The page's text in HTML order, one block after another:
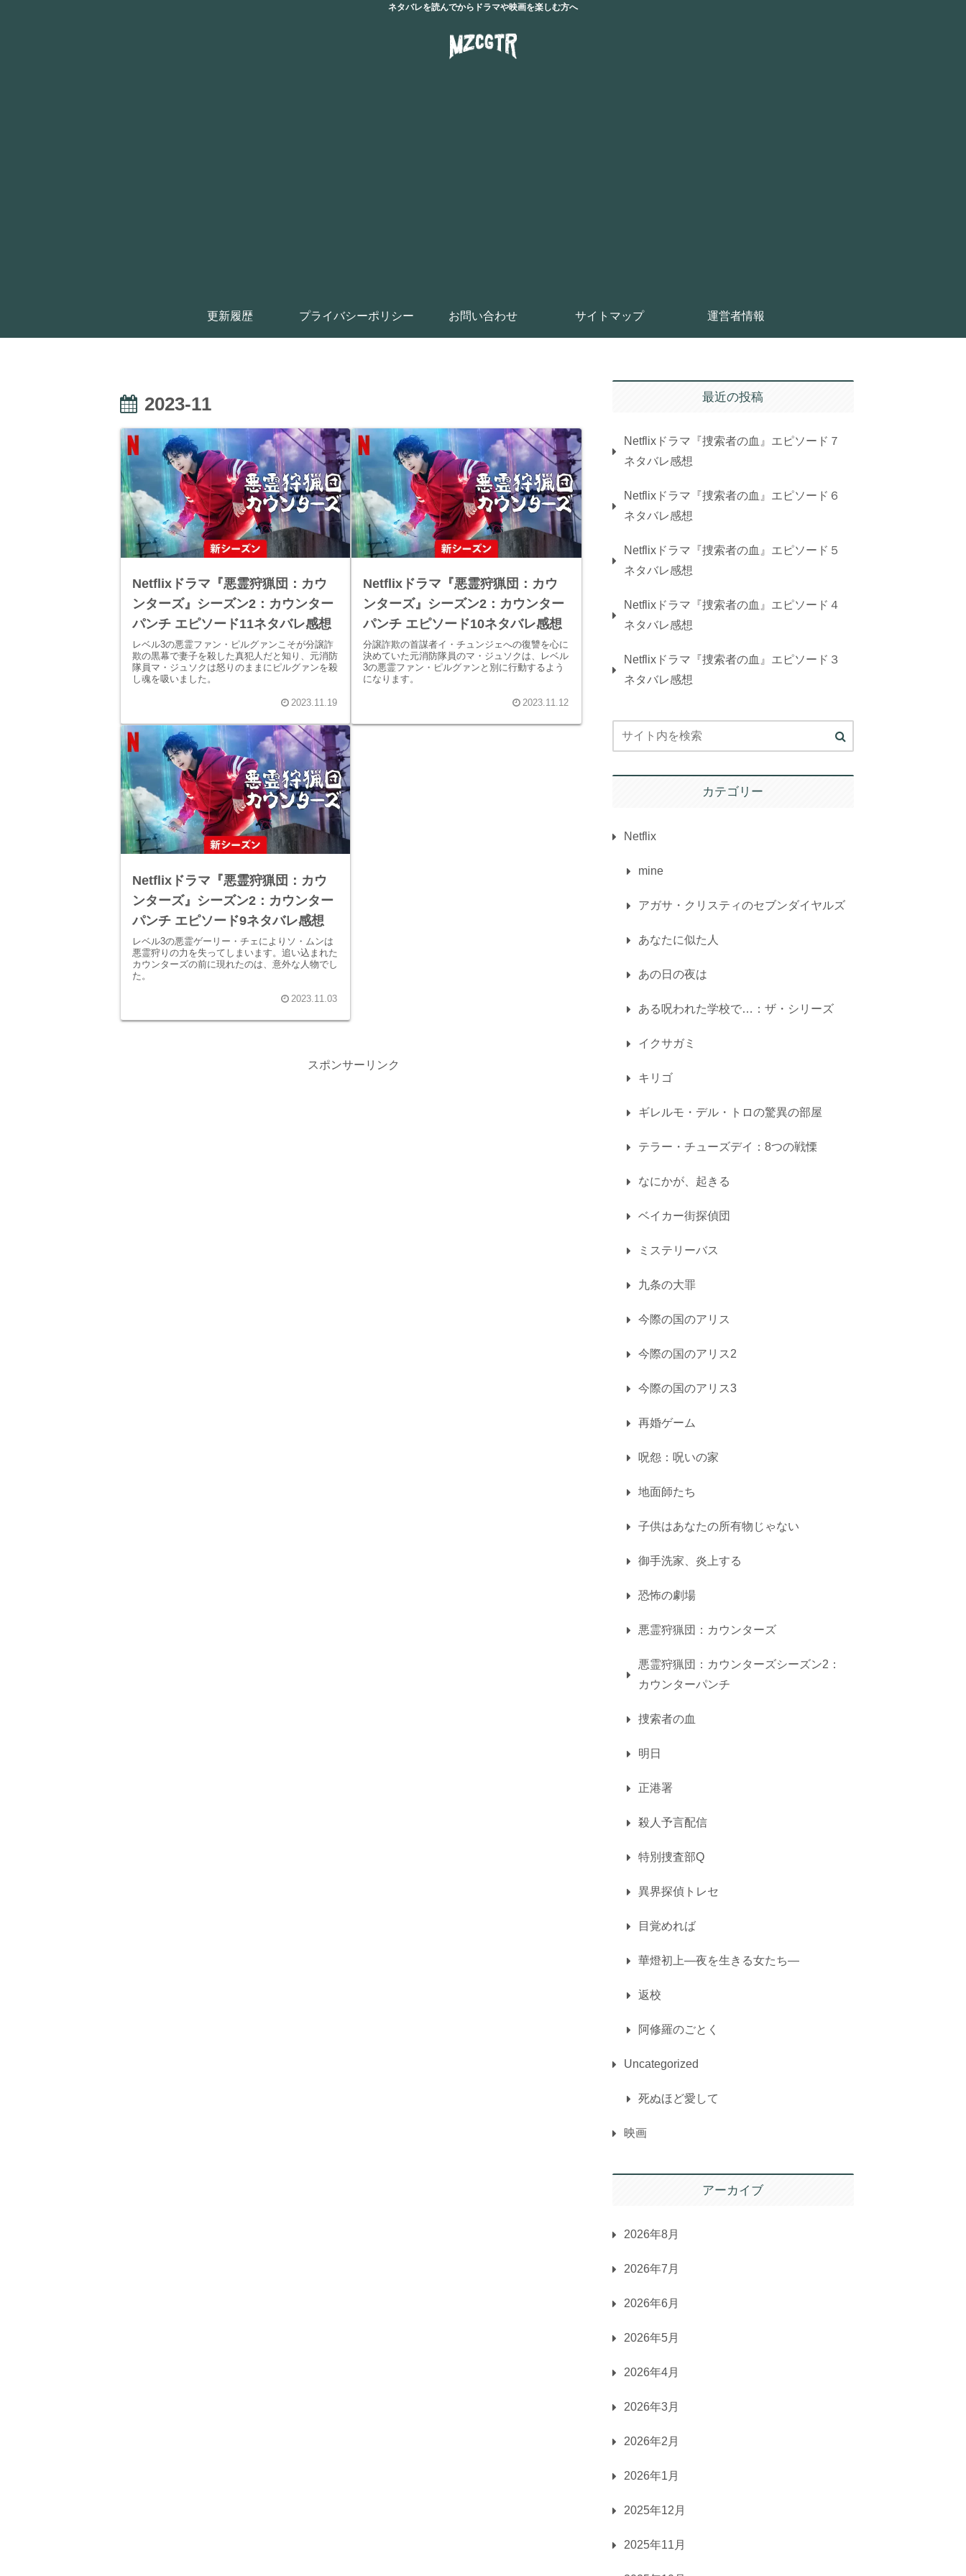
ネタバレを読んでからドラマや映画を楽しむ方へ
更新履歴 プライバシーポリシー お問い合わせ サイトマップ 運営者情報
2023-11
Netflixドラマ『悪霊狩猟団：カウ
ンターズ』シーズン2：カウンター
パンチ エピソード11ネタバレ感想
レベル3の悪霊ファン・ピルグァンこそが分譲詐
欺の黒幕で妻子を殺した真犯人だと知り、元消防
隊員マ・ジュソクは怒りのままにピルグァンを殺
し魂を吸いました。
2023.11.19
Netflixドラマ『悪霊狩猟団：カウ
ンターズ』シーズン2：カウンター
パンチ エピソード10ネタバレ感想
分譲詐欺の首謀者イ・チュンジェへの復讐を心に
決めていた元消防隊員のマ・ジュソクは、レベル
3の悪霊ファン・ピルグァンと別に行動するよう
になります。
2023.11.12
Netflixドラマ『悪霊狩猟団：カウ
ンターズ』シーズン2：カウンター
パンチ エピソード9ネタバレ感想
レベル3の悪霊ゲーリー・チェによりソ・ムンは
悪霊狩りの力を失ってしまいます。追い込まれた
カウンターズの前に現れたのは、意外な人物でし
た。
2023.11.03
スポンサーリンク
最近の投稿
Netflixドラマ『捜索者の血』エピソード７
ネタバレ感想
Netflixドラマ『捜索者の血』エピソード６
ネタバレ感想
Netflixドラマ『捜索者の血』エピソード５
ネタバレ感想
Netflixドラマ『捜索者の血』エピソード４
ネタバレ感想
Netflixドラマ『捜索者の血』エピソード３
ネタバレ感想
カテゴリー
Netflix
mine
アガサ・クリスティのセブンダイヤルズ
あなたに似た人
あの日の夜は
ある呪われた学校で…：ザ・シリーズ
イクサガミ
キリゴ
ギレルモ・デル・トロの驚異の部屋
テラー・チューズデイ：8つの戦慄
なにかが、起きる
ベイカー街探偵団
ミステリーバス
九条の大罪
今際の国のアリス
今際の国のアリス2
今際の国のアリス3
再婚ゲーム
呪怨：呪いの家
地面師たち
子供はあなたの所有物じゃない
御手洗家、炎上する
恐怖の劇場
悪霊狩猟団：カウンターズ
悪霊狩猟団：カウンターズシーズン2：
カウンターパンチ
捜索者の血
明日
正港署
殺人予言配信
特別捜査部Q
異界探偵トレセ
目覚めれば
華燈初上―夜を生きる女たち―
返校
阿修羅のごとく
Uncategorized
死ぬほど愛して
映画
アーカイブ
2026年8月
2026年7月
2026年6月
2026年5月
2026年4月
2026年3月
2026年2月
2026年1月
2025年12月
2025年11月